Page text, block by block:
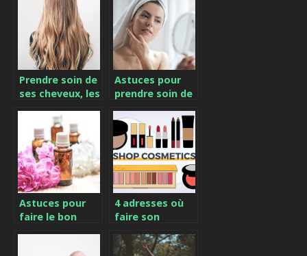
maintenant
tendances
Prendre soin de
ses cheveux, les
produits
indispensables !
Astuces pour
prendre soin de
Astuces pour
faire le bon
4 adresses où
faire son
beauté